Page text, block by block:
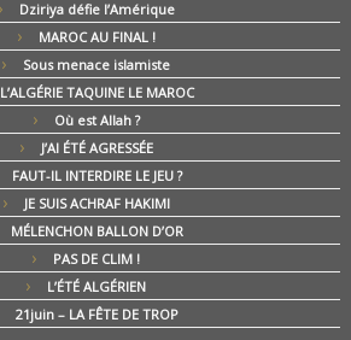
Dziriya défie l’Amérique
MAROC AU FINAL !
Sous menace islamiste
L’ALGÉRIE TAQUINE LE MAROC
Où est Allah ?
J’AI ÉTÉ AGRESSÉE
FAUT-IL INTERDIRE LE JEU ?
JE SUIS ACHRAF HAKIMI
MÉLENCHON BALLON D’OR
PAS DE CLIM !
L’ÉTÉ ALGÉRIEN
21juin – LA FÊTE DE TROP